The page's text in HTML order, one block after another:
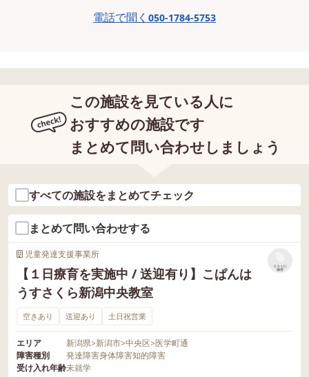
電話で聞く 050-1784-5753
この施設を見ている人に
おすすめの施設です
まとめて問い合わせしましょう
すべての施設をまとめてチェック
まとめて問い合わせする
児童発達支援事業所
【１日療育を実施中 / 送迎有り】こぱんは
うすさくら新潟中央教室
リストに
保存
空きあり 送迎あり 土日祝営業
エリア 新潟県>新潟市>中央区>医学町通
障害種別
発達障害身体障害知的障害
受け入れ年齢未就学